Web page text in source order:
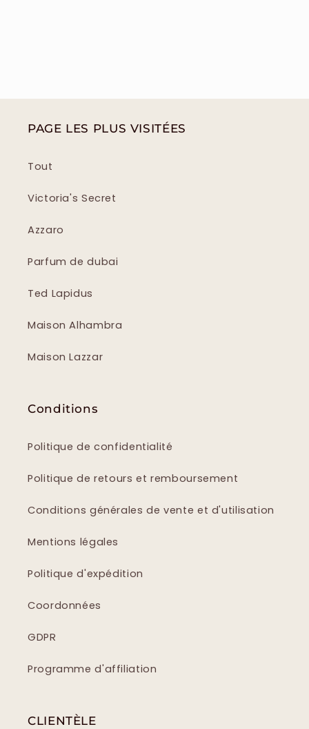
PAGE LES PLUS VISITÉES
Tout
Victoria's Secret
Azzaro
Parfum de dubai
Ted Lapidus
Maison Alhambra
Maison Lazzar
Conditions
Politique de confidentialité
Politique de retours et remboursement
Conditions générales de vente et d'utilisation
Mentions légales
Politique d'expédition
Coordonnées
GDPR
Programme d'affiliation
CLIENTÈLE